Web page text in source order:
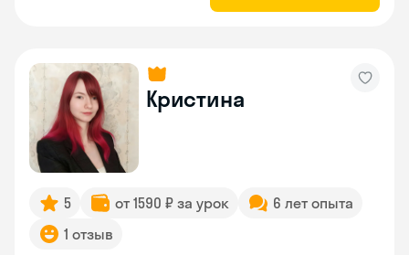
Кристина
5 от 1590 ₽ за урок
6 лет опыта
1 отзыв